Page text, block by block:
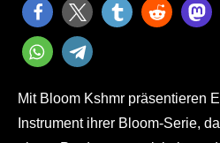
Mit Bloom Kshmr präsentieren
Instrument ihrer Bloom-Serie,